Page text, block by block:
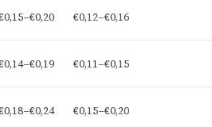
€0,12–€0,16
€0,11–€0,15
€0,15–€0,20